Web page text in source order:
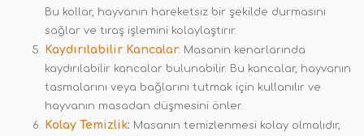
Bu kollar, hayvanın hareketsiz bir şekilde durmasını
sağlar ve tıraş işlemini kolaylaştırır.
Kaydırılabilir Kancalar: Masanın kenarlarında
kaydırılabilir kancalar bulunabilir. Bu kancalar, hayvanın
tasmalarını veya bağlarını tutmak için kullanılır ve
hayvanın masadan düşmesini önler.
Kolay Temizlik: Masanın temizlenmesi kolay olmalıdır,